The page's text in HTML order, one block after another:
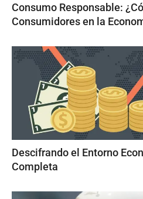
Consumo Responsable:
Consumidores en la
Descifrando el Entorno
Completa